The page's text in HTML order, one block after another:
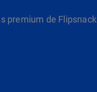
premium de Flipsnack